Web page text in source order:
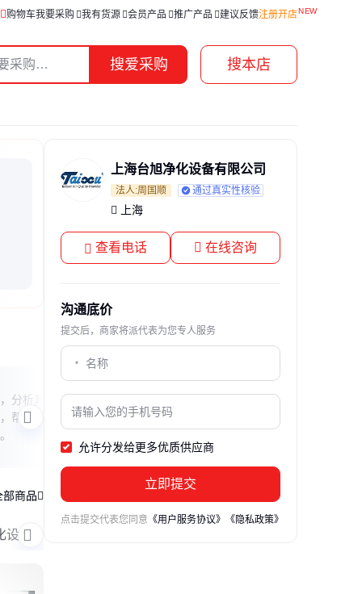
购物车我要采购 我有货源 会员产品 推广产品 建议反馈注册开店
搜爱采购 搜本店
分析其
帮助求
本文介绍上海微电子装备集团及其官网信
息，解析其在半导体领域的技术特色与行
部商品
设备类
上海台旭净化设备有限公司
法人:周国顺 通过真实性核验
上海
查看电话 在线咨询
沟通底价
提交后，商家将派代表为您专人服务
允许分发给更多优质供应商
立即提交
点击提交代表您同意 《用户服务协议》 《隐私政策》